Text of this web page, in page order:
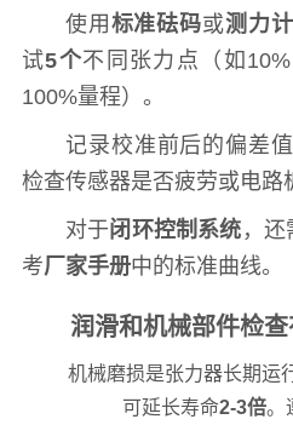
使用 标准砝码或测力计
试5个不同张力点（如
100%量程）。
记录校准前后的偏差
检查传感器是否疲劳或电路
对于闭环控制系统 ，
考厂家手册中的标准曲线。
润滑和机械部件检查
机械磨损是张力器长期运
可延长寿命2-3倍。